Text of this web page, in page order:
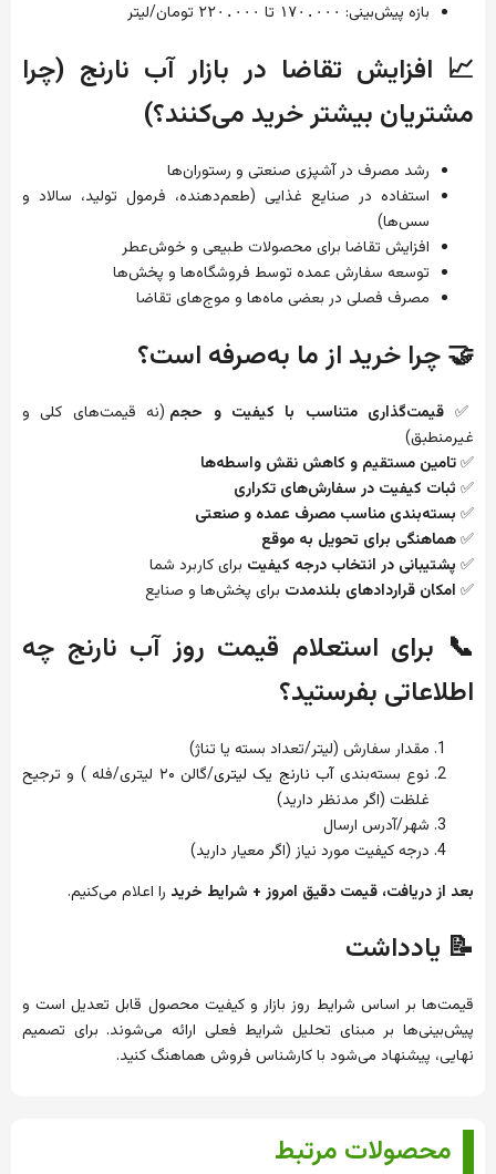
بازه پیش‌بینی: ۱۷۰.۰۰۰ تا ۲۲۰.۰۰۰ تومان/لیتر
📈 افزایش تقاضا در بازار آب نارنج (چرا
مشتریان بیشتر خرید می‌کنند؟)
رشد مصرف در آشپزی صنعتی و رستوران‌ها
استفاده در صنایع غذایی (طعم‌دهنده، فرمول تولید، سالاد و
سس‌ها)
افزایش تقاضا برای محصولات طبیعی و خوش‌عطر
توسعه سفارش عمده توسط فروشگاه‌ها و پخش‌ها
مصرف فصلی در بعضی ماه‌ها و موج‌های تقاضا
🤝 چرا خرید از ما به‌صرفه است؟
✅ قیمت‌گذاری متناسب با کیفیت و حجم (نه قیمت‌های کلی و
غیرمنطبق)
✅تامین مستقیم و کاهش نقش واسطه‌ها
✅ ثبات کیفیت در سفارش‌های تکراری
✅ بسته‌بندی مناسب مصرف عمده و صنعتی
✅هماهنگی برای تحویل به موقع
✅ پشتیبانی در انتخاب درجه کیفیت برای کاربرد شما
✅ امکان قراردادهای بلندمدت برای پخش‌ها و صنایع
📞 برای استعلام قیمت روز آب نارنج چه
اطلاعاتی بفرستید؟
مقدار سفارش (لیتر/تعداد بسته یا تناژ)
نوع بسته‌بندیآب نارنج یک لیتری
/گالن ۲۰ لیتری/فله ) و ترجیح
غلظت (اگر مدنظر دارید)
شهر/آدرس ارسال
درجه کیفیت مورد نیاز (اگر معیار دارید)
بعد از دریافت، قیمت دقیق امروز + شرایط خرید را اعلام می‌کنیم.
📝 یادداشت
قیمت‌ها بر اساس شرایط روز بازار و کیفیت محصول قابل تعدیل است و
پیش‌بینی‌ها بر مبنای تحلیل شرایط فعلی ارائه می‌شوند. برای تصمیم
نهایی، پیشنهاد می‌شود با کارشناس فروش هماهنگ کنید.
محصولات مرتبط